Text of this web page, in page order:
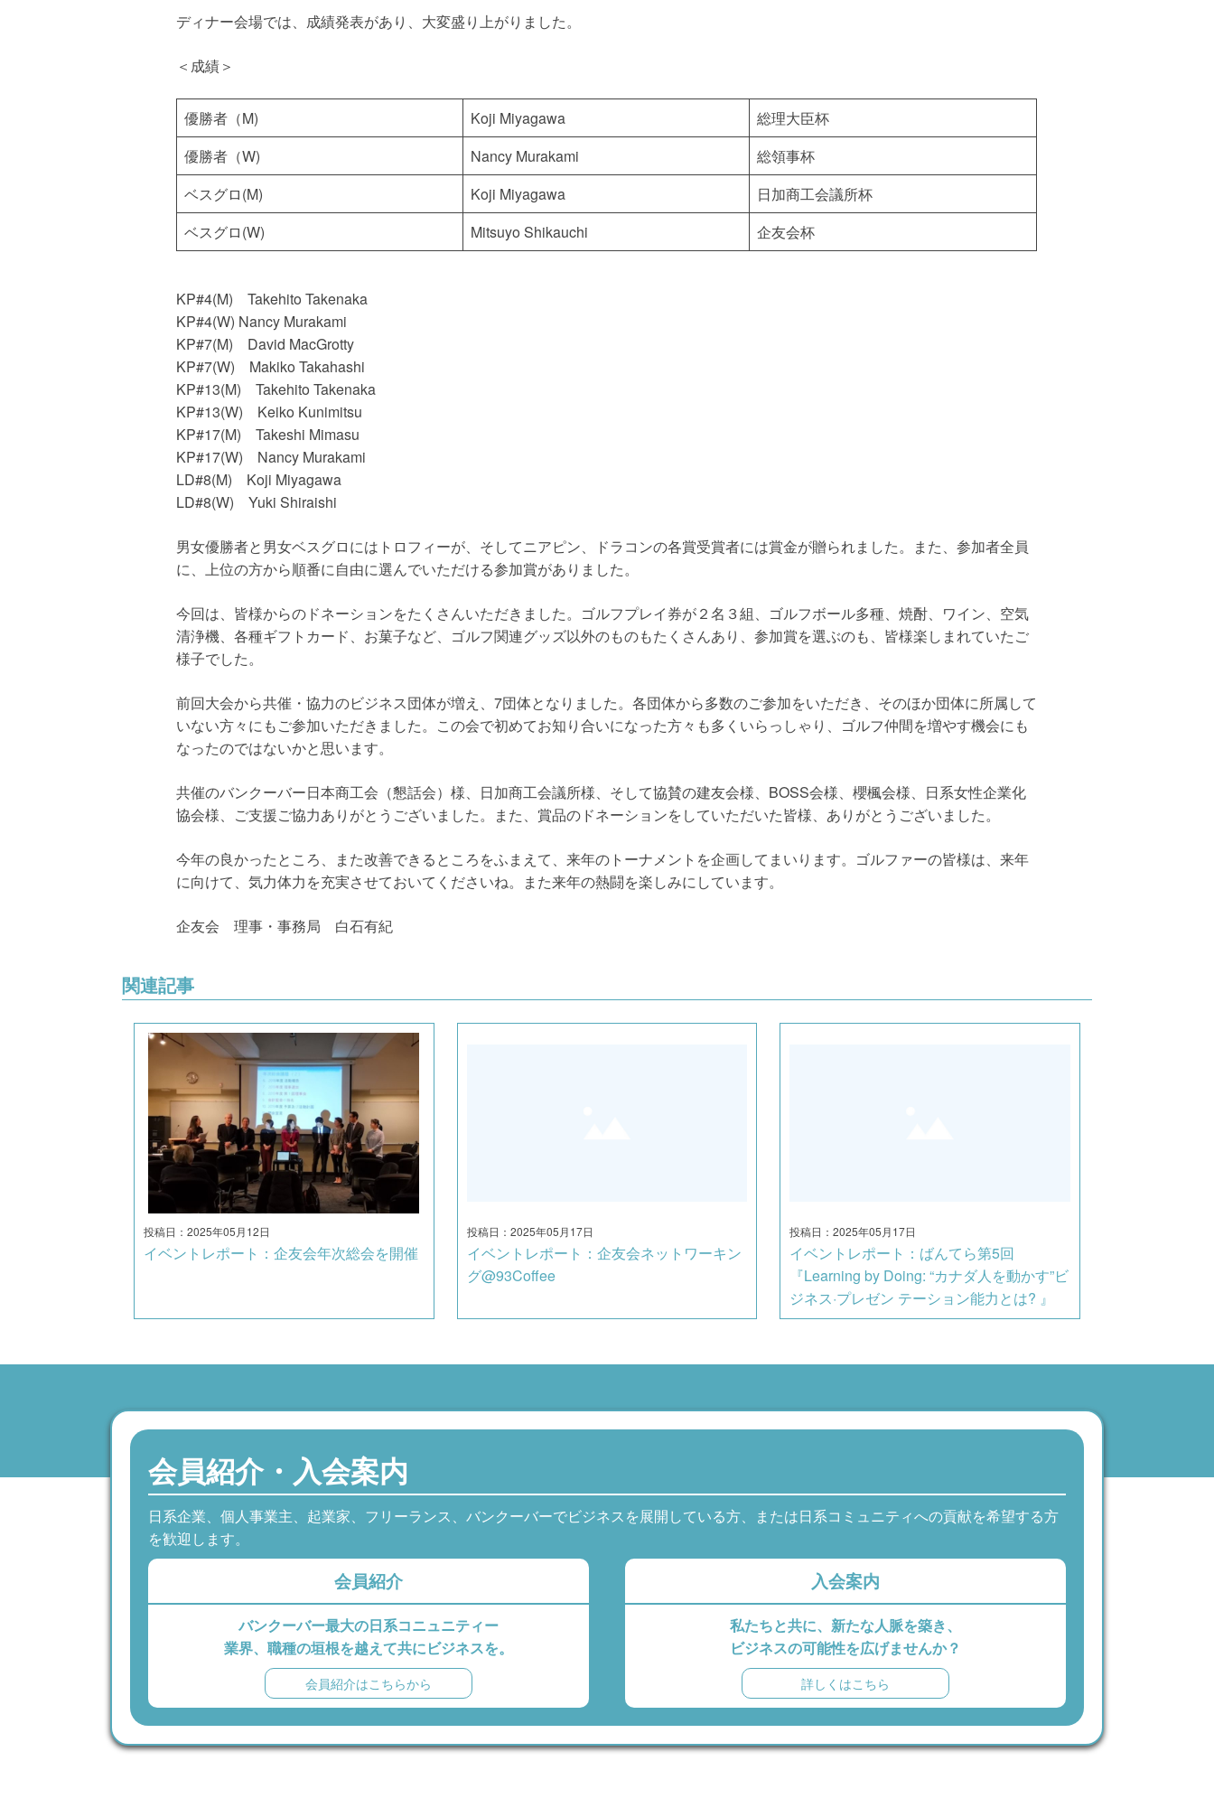
ディナー会場では、成績発表があり、大変盛り上がりました。
＜成績＞
優勝者（M) Koji Miyagawa
総理大臣杯
優勝者（W)
Nancy Murakami
総領事杯
ベスグロ(M)
Koji Miyagawa
日加商工会議所杯
ベスグロ(W)
Mitsuyo Shikauchi 企友会杯
KP#4(M) Takehito Takenaka
KP#4(W) Nancy Murakami
KP#7(M) David MacGrotty
KP#7(W) Makiko Takahashi
KP#13(M) Takehito Takenaka
KP#13(W) Keiko Kunimitsu
KP#17(M) Takeshi Mimasu
KP#17(W) Nancy Murakami
LD#8(M) Koji Miyagawa
LD#8(W) Yuki Shiraishi
男女優勝者と男女ベスグロにはトロフィーが、そしてニアピン、ドラコンの各賞受賞者には賞金が贈られました。また、参加者全員
に、上位の方から順番に自由に選んでいただける参加賞がありました。
今回は、皆様からのドネーションをたくさんいただきました。ゴルフプレイ券が２名３組、ゴルフボール多種、焼酎、ワイン、空気
清浄機、各種ギフトカード、お菓子など、ゴルフ関連グッズ以外のものもたくさんあり、参加賞を選ぶのも、皆様楽しまれていたご
様子でした。
前回大会から共催・協力のビジネス団体が増え、7団体となりました。各団体から多数のご参加をいただき、そのほか団体に所属して
いない方々にもご参加いただきました。この会で初めてお知り合いになった方々も多くいらっしゃり、ゴルフ仲間を増やす機会にも
なったのではないかと思います。
共催のバンクーバー日本商工会（懇話会）様、日加商工会議所様、そして協賛の建友会様、BOSS会様、櫻楓会様、日系女性企業化
協会様、ご支援ご協力ありがとうございました。また、賞品のドネーションをしていただいた皆様、ありがとうございました。
今年の良かったところ、また改善できるところをふまえて、来年のトーナメントを企画してまいります。ゴルファーの皆様は、来年
に向けて、気力体力を充実させておいてくださいね。また来年の熱闘を楽しみにしています。
企友会 理事・事務局 白石有紀
関連記事
投稿日：2025年05月12日
イベントレポート：企友会年次総会を開催
投稿日：2025年05月17日
イベントレポート：企友会ネットワーキン
グ@93Coffee
投稿日：2025年05月17日
イベントレポート：ばんてら第5回
『Learning by Doing: “カナダ人を動かす”ビ
ジネス·プレゼン テーション能力とは? 』
会員紹介・入会案内
日系企業、個人事業主、起業家、フリーランス、バンクーバーでビジネスを展開している方、または日系コミュニティへの貢献を希望する方
を歓迎します。
会員紹介
バンクーバー最大の日系コニュニティー
業界、職種の垣根を越えて共にビジネスを。
会員紹介はこちらから
入会案内
私たちと共に、新たな人脈を築き、
ビジネスの可能性を広げませんか？
詳しくはこちら